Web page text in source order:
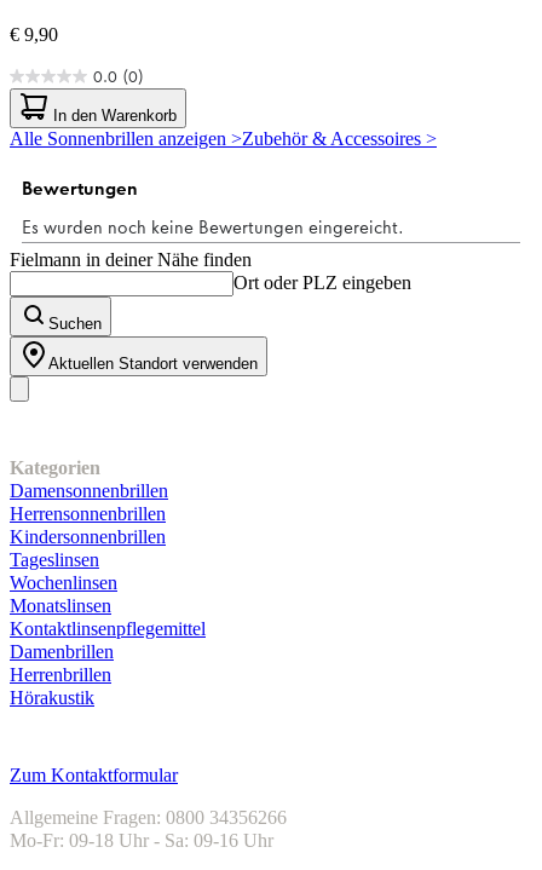
€ 9,90
0.0 (0)
0.0
von
5
Sternen.
In den Warenkorb
Alle Sonnenbrillen anzeigen >Zubehör & Accessoires >
Fielmann in deiner Nähe finden
Ort oder PLZ eingeben
Suchen
Aktuellen Standort verwenden
Kategorien
Damensonnenbrillen
Herrensonnenbrillen
Kindersonnenbrillen
Tageslinsen
Wochenlinsen
Monatslinsen
Kontaktlinsenpflegemittel
Damenbrillen
Herrenbrillen
Hörakustik
Zum Kontaktformular
Allgemeine Fragen: 0800 34356266
Mo-Fr: 09-18 Uhr - Sa: 09-16 Uhr